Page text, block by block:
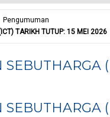
Pengumuman
TARIKH TUTUP: 15 MEI 2026